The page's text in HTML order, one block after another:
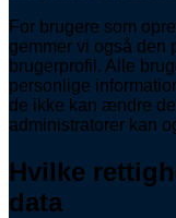
For brugere som
gemmer vi også den
brugerprofil. Alle
personlige
de ikke kan ændre
administratorer kan
Hvilke
data